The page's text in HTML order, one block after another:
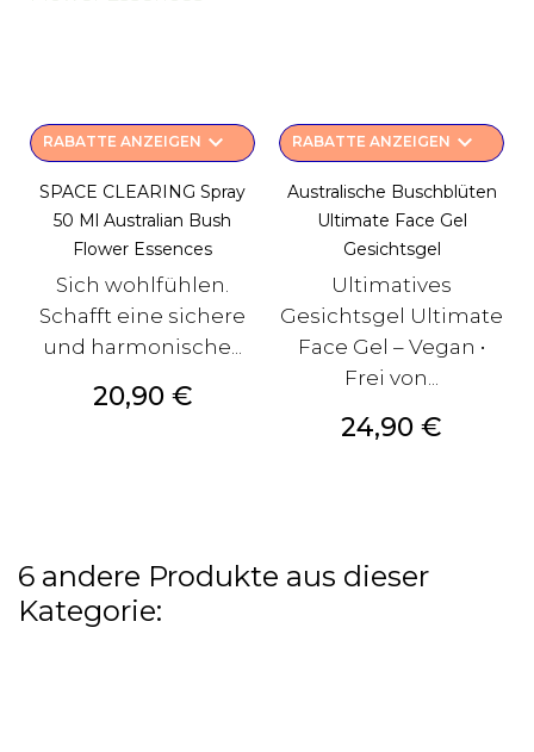
RABATTE ANZEIGEN keyboard_arrow_down
SPACE CLEARING Spray
50 Ml Australian Bush
Flower Essences
Sich wohlfühlen.
Schafft eine sichere
und harmonische...
Preis
20,90 €
RABATTE ANZEIGEN keyboard_arrow_down
Australische Buschblüten
Ultimate Face Gel
Gesichtsgel
Ultimatives
Gesichtsgel Ultimate
Face Gel – Vegan •
Frei von...
Preis
24,90 €
6 andere Produkte aus dieser
Kategorie: